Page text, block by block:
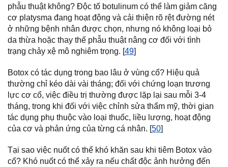
phẫu thuật không? Độc tố botulinum có thể làm giảm căng
cơ platysma đang hoạt động và cải thiện rõ rệt đường nét
ở những bệnh nhân được chọn, nhưng nó không loại bỏ
da thừa hoặc thay thế phẫu thuật nâng cơ đối với tình
trạng chảy xệ mô nghiêm trọng. [49]
Botox có tác dụng trong bao lâu ở vùng cổ? Hiệu quả
thường chỉ kéo dài vài tháng; đối với chứng loạn trương
lực cơ cổ, việc điều trị thường được lặp lại sau mỗi 3-4
tháng, trong khi đối với việc chỉnh sửa thẩm mỹ, thời gian
tác dụng phụ thuộc vào loại thuốc, liều lượng, hoạt động
của cơ và phản ứng của từng cá nhân. [50]
Tại sao việc nuốt có thể khó khăn sau khi tiêm Botox vào
cổ? Khó nuốt có thể xảy ra nếu chất độc ảnh hưởng đến